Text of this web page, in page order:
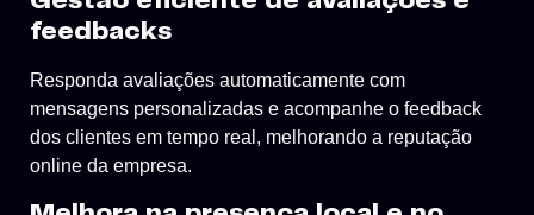
feedbacks
Responda avaliações automaticamente com
mensagens personalizadas e acompanhe o feedback
dos clientes em tempo real, melhorando a reputação
online da empresa.